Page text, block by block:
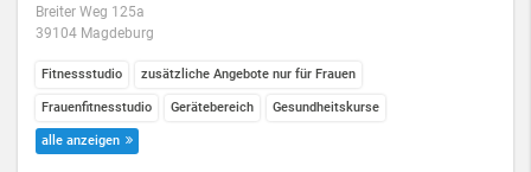
Breiter Weg 125a
39104 Magdeburg
Fitnessstudio zusätzliche Angebote nur für Frauen
Frauenfitnesstudio Gerätebereich Gesundheitskurse
alle anzeigen